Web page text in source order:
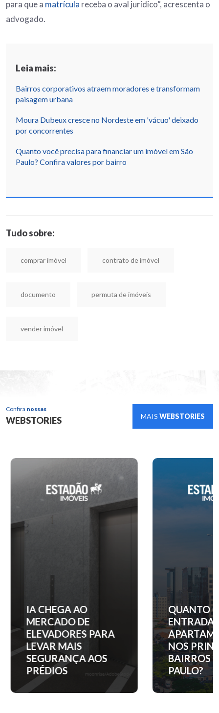
para que a matrícula receba o aval jurídico”, acrescenta o
advogado.
Leia mais:
Bairros corporativos atraem moradores e transformam
paisagem urbana
Moura Dubeux cresce no Nordeste em 'vácuo' deixado
por concorrentes
Quanto você precisa para financiar um imóvel em São
Paulo? Confira valores por bairro
Tudo sobre:
comprar imóvel contrato de imóvel
documento permuta de imóveis
vender imóvel
Confira nossas
WEBSTORIES MAIS WEBSTORIES
IA CHEGA AO
MERCADO DE
ELEVADORES PARA
LEVAR MAIS
SEGURANÇA AOS
PRÉDIOS
QUANTO
ENTRADA
NOS
BAIRROS
PAULO?